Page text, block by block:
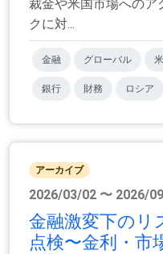
裁金や米国市場へのア
クに対...
金融 グローバル
銀行 財務 ロシア
アーカイブ
2026/03/02 〜 2026/
金融激変下のリ
点検〜金利・市